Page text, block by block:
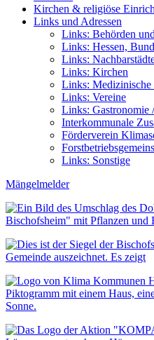
Kirchen & religiöse
Links und Adressen
Links: Behörden
Links: Hessen,
Links:
Links: Kirchen
Links: Medizinische
Links: Vereine
Links: Gastronomie
Interkommunale
Förderverein
Links: Sonstige
Mängelmelder